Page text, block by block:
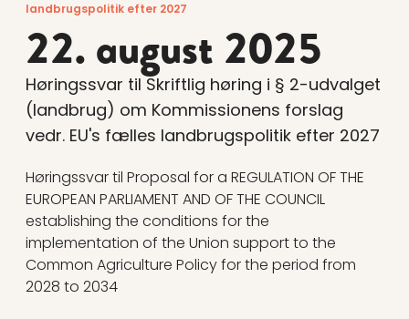
landbrugspolitik efter 2027
22. august 2025
Høringssvar til Skriftlig høring i § 2-udvalget
(landbrug) om Kommissionens forslag
vedr. EU's fælles landbrugspolitik efter 2027
Høringssvar til Proposal for a REGULATION OF THE
EUROPEAN PARLIAMENT AND OF THE COUNCIL
establishing the conditions for the
implementation of the Union support to the
Common Agriculture Policy for the period from
2028 to 2034